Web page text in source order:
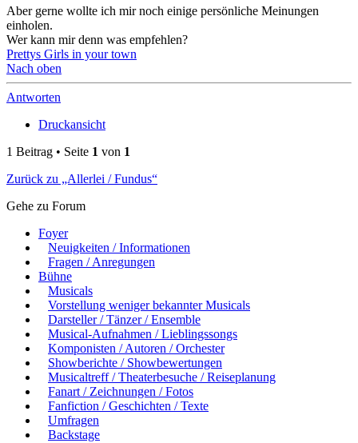
Aber gerne wollte ich mir noch einige persönliche Meinungen
einholen.
Wer kann mir denn was empfehlen?
Prettys Girls in your town
Nach oben
Antworten
Druckansicht
1 Beitrag • Seite 1 von 1
Zurück zu „Allerlei / Fundus“
Gehe zu Forum
Foyer
Neuigkeiten / Informationen
Fragen / Anregungen
Bühne
Musicals
Vorstellung weniger bekannter Musicals
Darsteller / Tänzer / Ensemble
Musical-Aufnahmen / Lieblingssongs
Komponisten / Autoren / Orchester
Showberichte / Showbewertungen
Musicaltreff / Theaterbesuche / Reiseplanung
Fanart / Zeichnungen / Fotos
Fanfiction / Geschichten / Texte
Umfragen
Backstage